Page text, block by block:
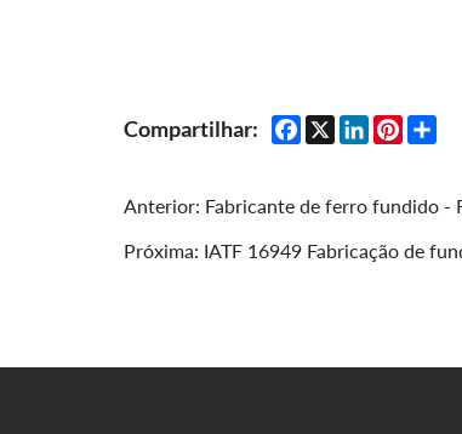
Compartilhar: Facebook
X LinkedInPinterest
Anterior: Fabricante de ferro fundido -
Próxima: IATF 16949 Fabricação de